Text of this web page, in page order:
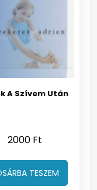
A Szívem Után
2000 Ft
TESZEM